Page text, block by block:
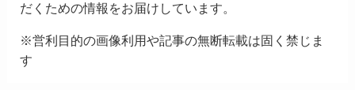
だくための情報をお届けしています。
※営利目的の画像利用や記事の無断転載は固く禁じま
す